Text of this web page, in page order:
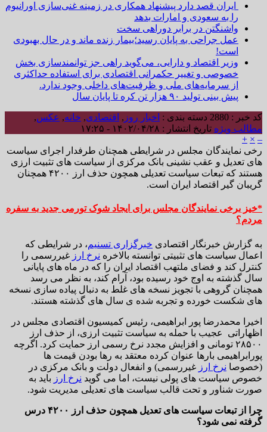
ایران قصد دارد پیشنهاد همکاری در زمینه غنی‌سازی اورانیوم
را به سعودی و امارات بدهد
واشنگتن در برابر دوراهی سخت
عمل جراحی به پایان رسید؛بیمار زنده ماند و در حال بهبودی
است!
وزیر اقتصاد و دارایی، می‌گوید راهی جز توانمندسازی بخش
خصوصی و تغییر حکمرانی اقتصادی برای استفاده حداکثری
از سرمایه‌های ملی و ظرفیت‌های داخلی وجود ندارد.
پیش بینی تولید ۹۰ هزار تن کره تا پایان سال
کد خبر : 2880 دسته بندی : اخبار روز , اقتصادی, خانه, عکس,
مطالب ویژه تاریخ انتشار : ۱۴۰۲/۰۴/۲۸ - ۱۷:۲۵
–
×
+
رخی نمایندگان مجلس در شرایطی همچنان طرفدار اجرای سیاست
های تعدیل و عقب نشینی بانک مرکزی از سیاست های تثبیت ارزی
هستند که تبعات سیاست تعدیلی همچون حذف ارز ۴۲۰۰ همچنان
گریبان گیر اقتصاد ایران است.
*خیز برخی نمایندگان مجلس برای ایجاد شوک تورمی جدید به سفره
مردم؟
به گزارش خبرنگار اقتصادی خبرگزاری تسنیم، در شرایطی که
اعمال سیاست های تثبیتی توانسته بالاخره نرخ ارز غیررسمی را
کنترل کند و فضای ملتهب اقتصاد ایران را که در ماه های پایانی
سال گذشته به اوج خود رسیده بود، آرام کند، به نظر می رسد
همچنان گروهی با تجویز نسخه های غلط به دنبال پیاده سازی نسخه
های شکست خورده و تجربه شده ی سال های گذشته هستند.
اخیرا محمدرضا پور ابراهیمی، رئیس کمیسیون اقتصادی مجلس در
اظهاراتی عجیب با حمله به سیاست تثبیت ارزی، از حذف ارز
۲۸۵۰۰ تومانی و افزایش مجدد نرخ رسمی ارز حمایت کرد. اگرچه
پورابراهیمی بارها عنوان کرده معتقد به رها بودن قیمت ها
(خصوصا نرخ ارز غیررسمی) و انفعال دولت و بانک مرکزی در
خصوص سیاست های پولی نیست، اما می گوید نرخ ارز باید به
صورت شناور و تحت قالب سیاست های تعدیلی مدیریت شود.
چرا از تبعات سیاست های تعدیل همچون حذف ارز ۴۲۰۰ درس
گرفته نمی شود؟